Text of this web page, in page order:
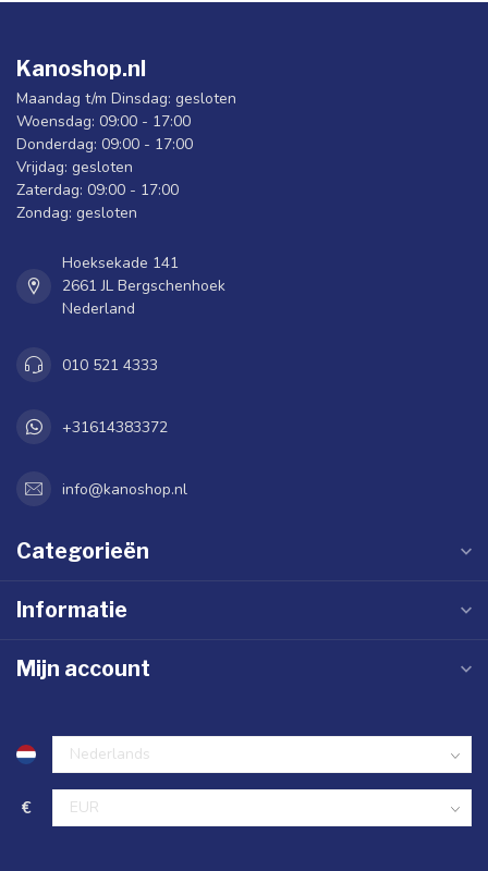
Kanoshop.nl
Maandag t/m Dinsdag: gesloten
Woensdag: 09:00 - 17:00
Donderdag: 09:00 - 17:00
Vrijdag: gesloten
Zaterdag: 09:00 - 17:00
Zondag: gesloten
Hoeksekade 141
2661 JL Bergschenhoek
Nederland
010 521 4333
+31614383372
info@kanoshop.nl
Categorieën
Informatie
Mijn account
€